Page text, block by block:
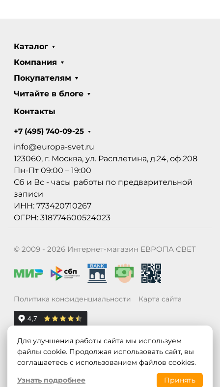
Каталог
Компания
Покупателям
Читайте в блоге
Контакты
+7 (495) 740-09-25
info@europa-svet.ru
123060, г. Москва, ул. Расплетина, д.24, оф.208
Пн-Пт 09:00 – 19:00
Сб и Вс - часы работы по предварительной
записи
ИНН: 773420710267
ОГРН: 318774600524023
© 2009 - 2026 Интернет-магазин ЕВРОПА СВЕТ
Политика конфиденциальности Карта сайта
Для улучшения работы сайта мы используем
файлы cookie. Продолжая использовать сайт, вы
соглашаетесь с использованием файлов cookies.
Узнать подробнее
Принять